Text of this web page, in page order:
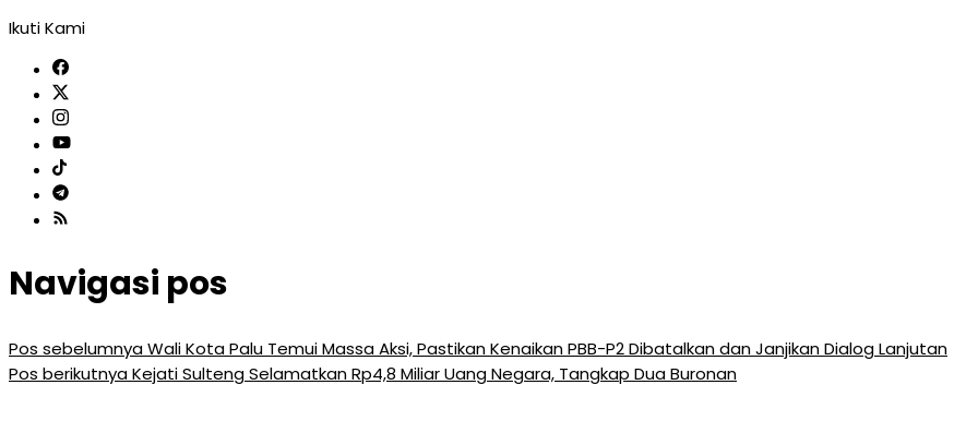
Ikuti Kami
Navigasi pos
Pos sebelumnyaWali Kota Palu Temui Massa Aksi, Pastikan Kenaikan PBB-P2 Dibatalkan dan Janjikan Dialog Lanjutan
Pos berikutnyaKejati Sulteng Selamatkan Rp4,8 Miliar Uang Negara, Tangkap Dua Buronan